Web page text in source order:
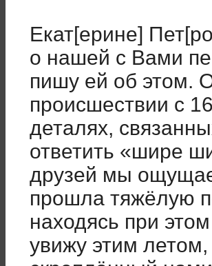
Екат[ерине]
о нашей с Вами
пишу ей об этом.
происшествии с
деталях,
ответить «шире
друзей мы
прошла тяжёлую
находясь при
увижу этим